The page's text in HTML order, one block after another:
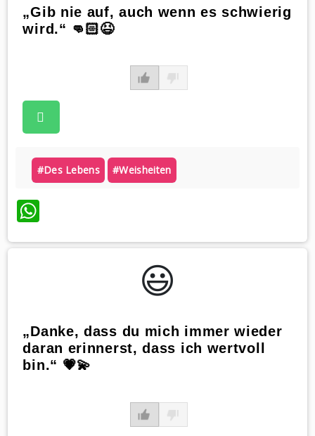
„Gib nie auf, auch wenn es schwierig
wird.“ 👊🏻😆
#des Lebens #weisheiten
WhatsApp
😃️
„Danke, dass du mich immer wieder
daran erinnerst, dass ich wertvoll
bin.“ 💗💫